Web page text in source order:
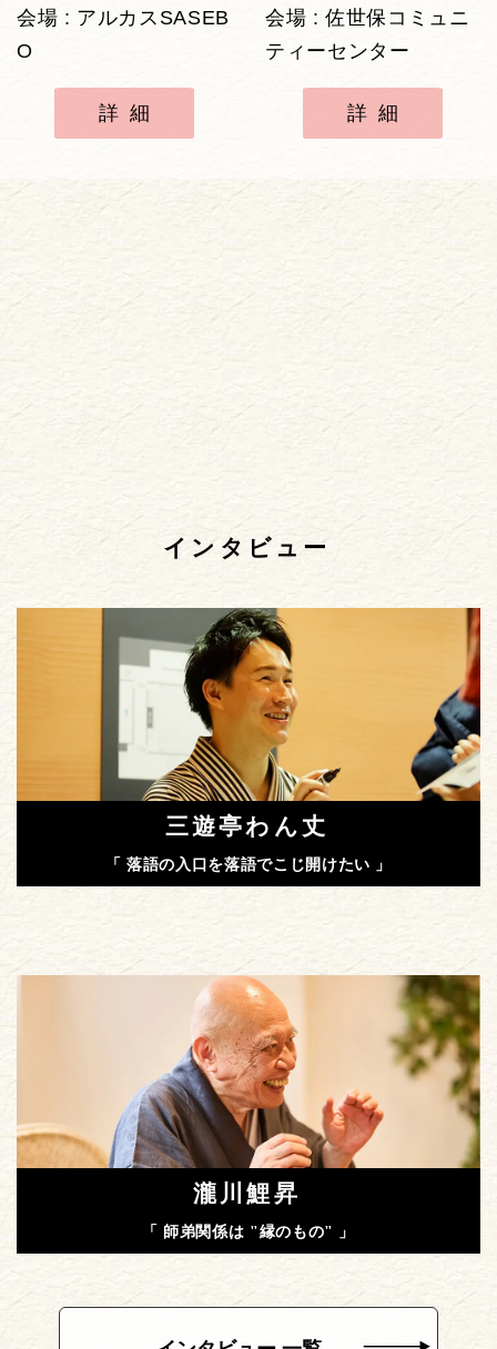
会場 : アルカスSASEB
O
詳細
会場 : 佐世保コミュニ
ティーセンター
詳細
インタビュー
三遊亭わん丈
「 落語の入口を落語でこじ開けたい 」
瀧川鯉昇
「 師弟関係は "縁のもの" 」